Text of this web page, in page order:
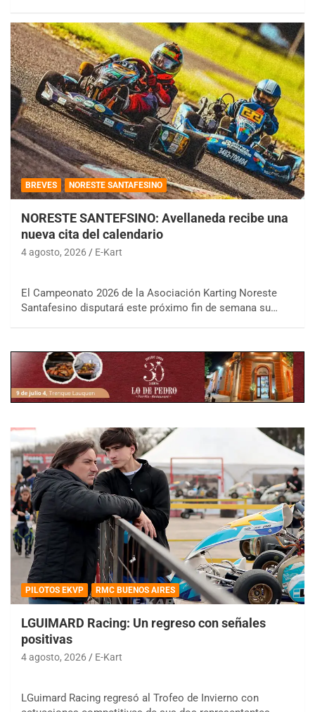
BREVES NORESTE SANTAFESINO
NORESTE SANTEFSINO: Avellaneda recibe una
nueva cita del calendario
4 agosto, 2026 E-Kart
El Campeonato 2026 de la Asociación Karting Noreste
Santafesino disputará este próximo fin de semana su…
PILOTOS EKVP RMC BUENOS AIRES
LGUIMARD Racing: Un regreso con señales
positivas
4 agosto, 2026 E-Kart
LGuimard Racing regresó al Trofeo de Invierno con